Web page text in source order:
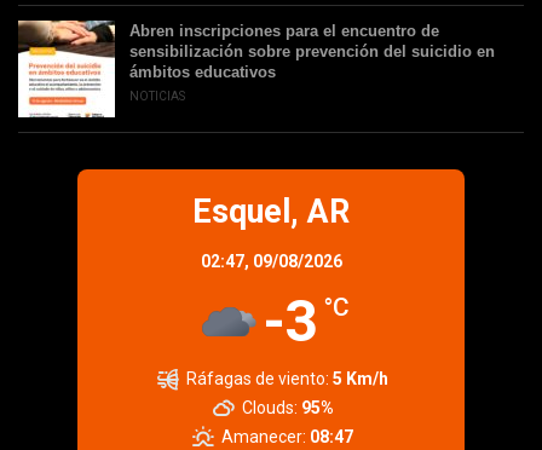
Abren inscripciones para el encuentro de
sensibilización sobre prevención del suicidio en
ámbitos educativos
NOTICIAS
Esquel, AR
02:47, 09/08/2026
-3 °C
Ráfagas de viento: 5 Km/h
Clouds: 95%
Amanecer: 08:47